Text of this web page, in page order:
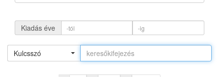
Kiadás éve
Kulcsszó